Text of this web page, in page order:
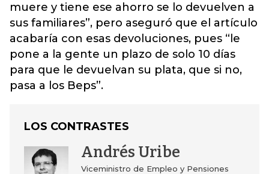
muere y tiene ese ahorro se lo devuelven a
sus familiares”, pero aseguró que el artículo
acabaría con esas devoluciones, pues “le
pone a la gente un plazo de solo 10 días
para que le devuelvan su plata, que si no,
pasa a los Beps”.
LOS CONTRASTES
Andrés Uribe
Viceministro de Empleo y Pensiones